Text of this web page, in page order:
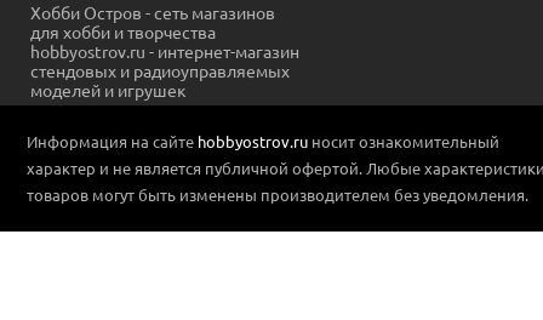
Хобби Остров - сеть магазинов
для хобби и творчества
hobbyostrov.ru - интернет-магазин
стендовых и радиоуправляемых
моделей и игрушек
Информация на сайте hobbyostrov.ru носит ознакомительный
характер и не является публичной офертой. Любые
товаров могут быть изменены производителем без уведомления.